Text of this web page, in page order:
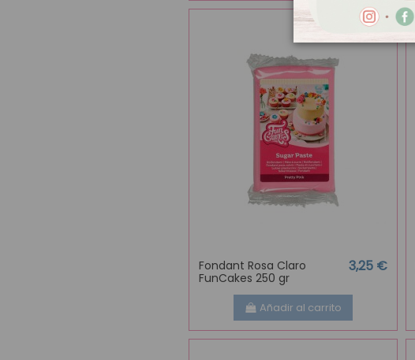
Fondant Rosa Claro
FunCakes 250 gr
3,25 €
Añadir al carrito